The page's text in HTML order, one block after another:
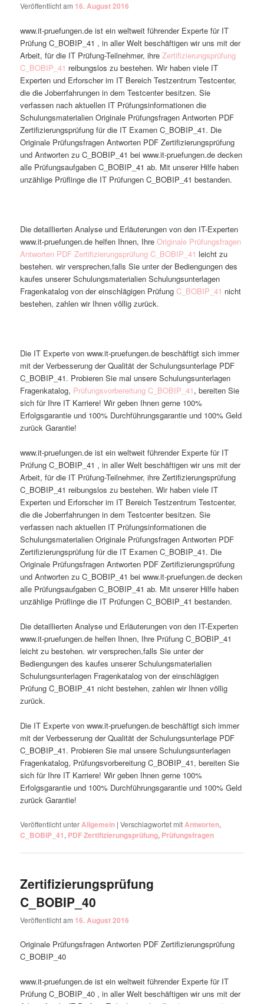
Veröffentlicht am 16. August 2016
www.it-pruefungen.de ist ein weltweit führender Experte für IT
Prüfung C_BOBIP_41 , in aller Welt beschäftigen wir uns mit der
Arbeit, für die IT Prüfung-Teilnehmer, ihreZertifizierungsprüfung
C_BOBIP_41 reibungslos zu bestehen. Wir haben viele IT
Experten und Erforscher im IT Bereich Testzentrum Testcenter,
die die Joberrfahrungen in dem Testcenter besitzen. Sie
verfassen nach aktuellen IT Prüfungsinformationen die
Schulungsmaterialien Originale Prüfungsfragen Antworten PDF
Zertifizierungsprüfung für die IT Examen C_BOBIP_41. Die
Originale Prüfungsfragen Antworten PDF Zertifizierungsprüfung
und Antworten zu C_BOBIP_41 bei www.it-pruefungen.de decken
alle Prüfungsaufgaben C_BOBIP_41 ab. Mit unserer Hilfe haben
unzählige Prüflinge die IT Prüfungen C_BOBIP_41 bestanden.
Die detaillierten Analyse und Erläuterungen von den IT-Experten
www.it-pruefungen.de helfen Ihnen, IhreOriginale Prüfungsfragen
Antworten PDF Zertifizierungsprüfung C_BOBIP_41 leicht zu
bestehen. wir versprechen,falls Sie unter der Bediengungen des
kaufes unserer Schulungsmaterialien Schulungsunterlagen
Fragenkatalog von der einschlägigen PrüfungC_BOBIP_41 nicht
bestehen, zahlen wir Ihnen völlig zurück.
Die IT Experte von www.it-pruefungen.de beschäftigt sich immer
mit der Verbesserung der Qualität der Schulungsunterlage PDF
C_BOBIP_41. Probieren Sie mal unsere Schulungsunterlagen
Fragenkatalog, Prüfungsvorbereitung C_BOBIP_41, bereiten Sie
sich für Ihre IT Karriere! Wir geben Ihnen gerne 100%
Erfolgsgarantie und 100% Durchführungsgarantie und 100% Geld
zurück Garantie!
www.it-pruefungen.de ist ein weltweit führender Experte für IT
Prüfung C_BOBIP_41 , in aller Welt beschäftigen wir uns mit der
Arbeit, für die IT Prüfung-Teilnehmer, ihre Zertifizierungsprüfung
C_BOBIP_41 reibungslos zu bestehen. Wir haben viele IT
Experten und Erforscher im IT Bereich Testzentrum Testcenter,
die die Joberrfahrungen in dem Testcenter besitzen. Sie
verfassen nach aktuellen IT Prüfungsinformationen die
Schulungsmaterialien Originale Prüfungsfragen Antworten PDF
Zertifizierungsprüfung für die IT Examen C_BOBIP_41. Die
Originale Prüfungsfragen Antworten PDF Zertifizierungsprüfung
und Antworten zu C_BOBIP_41 bei www.it-pruefungen.de decken
alle Prüfungsaufgaben C_BOBIP_41 ab. Mit unserer Hilfe haben
unzählige Prüflinge die IT Prüfungen C_BOBIP_41 bestanden.
Die detaillierten Analyse und Erläuterungen von den IT-Experten
www.it-pruefungen.de helfen Ihnen, Ihre Prüfung C_BOBIP_41
leicht zu bestehen. wir versprechen,falls Sie unter der
Bediengungen des kaufes unserer Schulungsmaterialien
Schulungsunterlagen Fragenkatalog von der einschlägigen
Prüfung C_BOBIP_41 nicht bestehen, zahlen wir Ihnen völlig
zurück.
Die IT Experte von www.it-pruefungen.de beschäftigt sich immer
mit der Verbesserung der Qualität der Schulungsunterlage PDF
C_BOBIP_41. Probieren Sie mal unsere Schulungsunterlagen
Fragenkatalog, Prüfungsvorbereitung C_BOBIP_41, bereiten Sie
sich für Ihre IT Karriere! Wir geben Ihnen gerne 100%
Erfolgsgarantie und 100% Durchführungsgarantie und 100% Geld
zurück Garantie!
Veröffentlicht unter Allgemein |Verschlagwortet mit Antworten,
C_BOBIP_41, PDF Zertifizierungsprüfung, Prüfungsfragen
Zertifizierungsprüfung
C_BOBIP_40
Veröffentlicht am 16. August 2016
Originale Prüfungsfragen Antworten PDF Zertifizierungsprüfung
C_BOBIP_40
www.it-pruefungen.de ist ein weltweit führender Experte für IT
Prüfung C_BOBIP_40 , in aller Welt beschäftigen wir uns mit der